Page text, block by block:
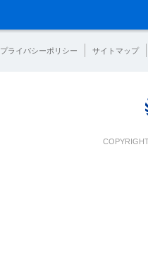
プライバシーポリシー サイトマップ